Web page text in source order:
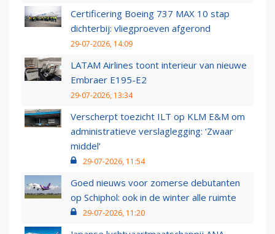
Certificering Boeing 737 MAX 10 stap
dichterbij: vliegproeven afgerond
29-07-2026, 14:09
LATAM Airlines toont interieur van nieuwe
Embraer E195-E2
29-07-2026, 13:34
Verscherpt toezicht ILT op KLM E&M om
administratieve verslaglegging: ‘Zwaar
middel’
29-07-2026, 11:54
Goed nieuws voor zomerse debutanten
op Schiphol: ook in de winter alle ruimte
29-07-2026, 11:20